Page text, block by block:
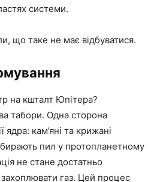
системи.
що таке не має відбуватися.
на кшталт Юпітера?
табори. Одна сторона
ядра: кам’яні та крижані
пил у протопланетному
не стане достатньо
газ. Цей процес